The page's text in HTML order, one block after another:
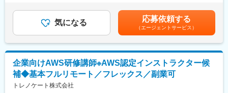
船橋駅、京成西船駅、千葉中央駅、千石駅、富士見台駅、勝どき
駅、亀戸水神駅、曳舟駅、田原町駅(東京都)、西太子堂駅、下落合
駅、京急鶴見駅、南富山駅前駅、たけふ新駅、入江岡駅、中村日
赤駅、東別院駅、名鉄一宮駅、平安通駅、徳重駅、千林駅、天王
寺駅、谷町九丁目駅、我孫子町駅、さくら夙川駅、新在家駅、姫
路駅、烏丸駅、西院駅(京福線)、宇治駅(京阪線)、京田辺駅、八木
西口駅、古市駅(広島県)、広大附属学校前駅、広電西広島・己斐
駅、栗林公園北口駅、栗林駅、はりまや橋駅、小倉駅(福岡県)、城
野駅(北九州高速鉄道)、徳力嵐山口駅、黒崎駅、三ケ森駅、原町
・既存研修の理解・教材レビューを通じて、当社の研修品質基準
を習得
・社内講師による模擬講義・レビューを経て、AI入門系コースか
・担当分野の知識整理・体系化を進め、講師としての土台を構築
→ 「いきなり丸投げ」はしません。レビューを経て段階的に講師
デビューします。
▼6ヶ月後
上記年収には賞与（年2ヶ月分）を含みます。※上記はあくまで目
安であり、最終的にはご経験・能力・前職年収を考慮のうえ決定
します。■賞与（年2回／8月・1月）※業績連動■給与改定（年1
回）■インセンティブ制度 ※業績連動賃金はあくまでも目安の金額
であり、選考を通じて上下する可能性があります。月給(月額)は固
定手当を含めた表記です。
気になる 応募依頼する
（エージェントサービス）
企業向けAWS研修講師※AWS認定インストラクター候
補◆基本フルリモート／フレックス／副業可
トレノケート株式会社